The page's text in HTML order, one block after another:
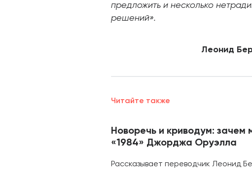
предложить и несколько
решений».
Леонид
Читайте также
Новоречь и криводум:
«1984» Джорджа Оруэлла
Рассказывает переводчик Леонид